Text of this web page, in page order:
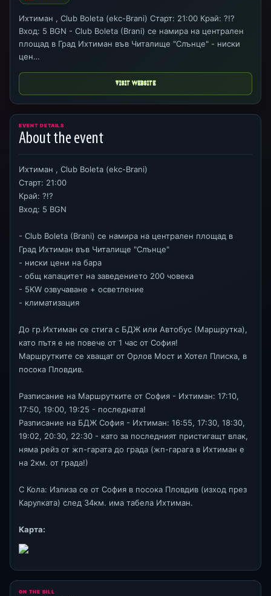
Ихтиман , Club Boleta (ekc-Brani) Старт: 21:00 Край: ?!?
Вход: 5 BGN - Club Boleta (Brani) се намира на централен
площад в Град Ихтиман във Читалище "Слънце" - ниски
цен…
VISIT WEBSITE
EVENT DETAILS
About the event
Ихтиман , Club Boleta (ekc-Brani)
Старт: 21:00
Край: ?!?
Вход: 5 BGN
- Club Boleta (Brani) се намира на централен площад в
Град Ихтиман във Читалище "Слънце"
- ниски цени на бара
- общ капацитет на заведението 200 човека
- 5KW озвучаване + осветление
- климатизация
До гр.Ихтиман се стига с БДЖ или Автобус (Маршрутка),
като пътя е не повече от 1 час от София!
Маршрутките се хващат от Орлов Мост и Хотел Плиска, в
посока Пловдив.
Разписание на Маршрутките от София - Ихтиман: 17:10,
17:50, 19:00, 19:25 - последната!
Разписание на БДЖ София - Ихтиман: 16:55, 17:30, 18:30,
19:02, 20:30, 22:30 - като за последният пристигащт влак,
няма рейз от жп-гарата до града (жп-гарага в Ихтиман е
на 2км. от града!)
С Кола: Излиза се от София в посока Пловдив (изход през
Карулката) след 34км. има табела Ихтиман.
Карта:
ON THE BILL